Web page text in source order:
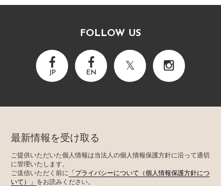
FOLLOW US
JP EN
最新情報を受け取る
ご提供いただいた個人情報は当法人の個人情報保護方針に沿って適切
に管理いたします。
ご送信いただく前に
「プライバシーについて（個人情報保護方針につ
いて）」 をお読みください。